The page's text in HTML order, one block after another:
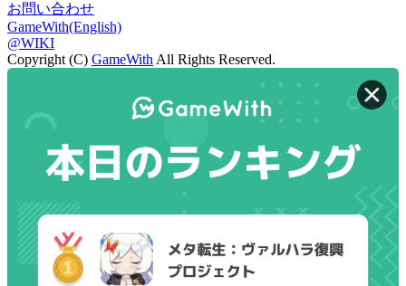
お問い合わせ
GameWith(English)
@WIKI
Copyright (C) GameWith All Rights Reserved.